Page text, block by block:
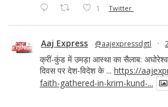
1 Twitter
Aaj Express @aajexpressdgtl ·
क्रीं-कुंड में उमड़ा आस्था का सैलाब:
दिवस पर देश-विदेश के ... https://
faith-gathered-in-krim-kund-...